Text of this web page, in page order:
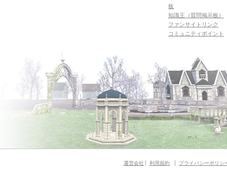
板
知識王（質問掲示板）
ファンサイトリンク
コミュニティポイント
運営会社 利用規約 プライバシーポリシ